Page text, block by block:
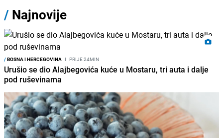
/ Najnovije
/BOSNA I HERCEGOVINA I PRIJE 24MIN
Urušio se dio Alajbegovića kuće u Mostaru, tri auta i dalje
pod ruševinama